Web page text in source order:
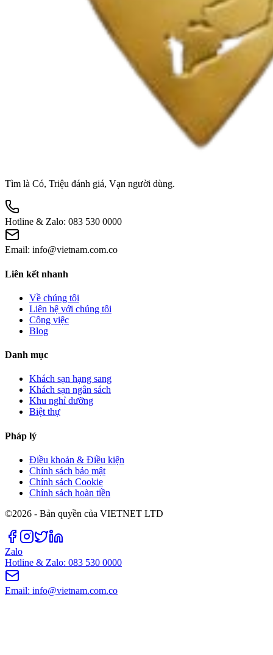
Tìm là Có, Triệu đánh giá, Vạn người dùng.
Hotline & Zalo: 083 530 0000
Email: info@vietnam.com.co
Liên kết nhanh
Về chúng tôi
Liên hệ với chúng tôi
Công việc
Blog
Danh mục
Khách sạn hạng sang
Khách sạn ngân sách
Khu nghỉ dưỡng
Biệt thự
Pháp lý
Điều khoản & Điều kiện
Chính sách bảo mật
Chính sách Cookie
Chính sách hoàn tiền
©2026 - Bản quyền của VIETNET LTD
Zalo
Hotline & Zalo: 083 530 0000
Email: info@vietnam.com.co